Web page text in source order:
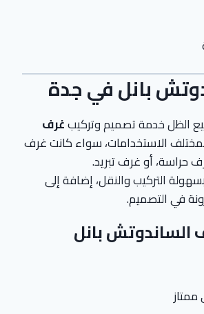
بانل في جدة
الظل خدمة تصميم وتركيبغرف
الاستخدامات، سواء كانت غرف
حراسة، أو غرف تبريد.
التركيب والنقل، إضافة إلى
في التصميم.
الساندوتش بانل